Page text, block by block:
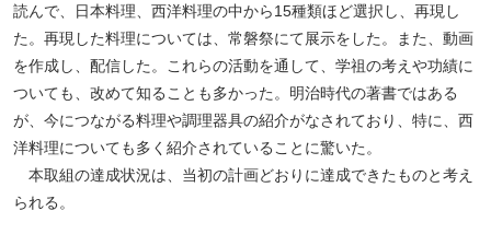
読んで、日本料理、西洋料理の中から15種類ほど選択し、再現し
た。再現した料理については、常磐祭にて展示をした。また、動画
を作成し、配信した。これらの活動を通して、学祖の考えや功績に
ついても、改めて知ることも多かった。明治時代の著書ではある
が、今につながる料理や調理器具の紹介がなされており、特に、西
洋料理についても多く紹介されていることに驚いた。
本取組の達成状況は、当初の計画どおりに達成できたものと考え
られる。